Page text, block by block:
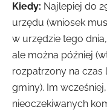
Kiedy: Najlepiej do
urzędu (wniosek
w urzędzie tego
ale można później
rozpatrzony na czas
gminy). Im
nieoczekiwanych